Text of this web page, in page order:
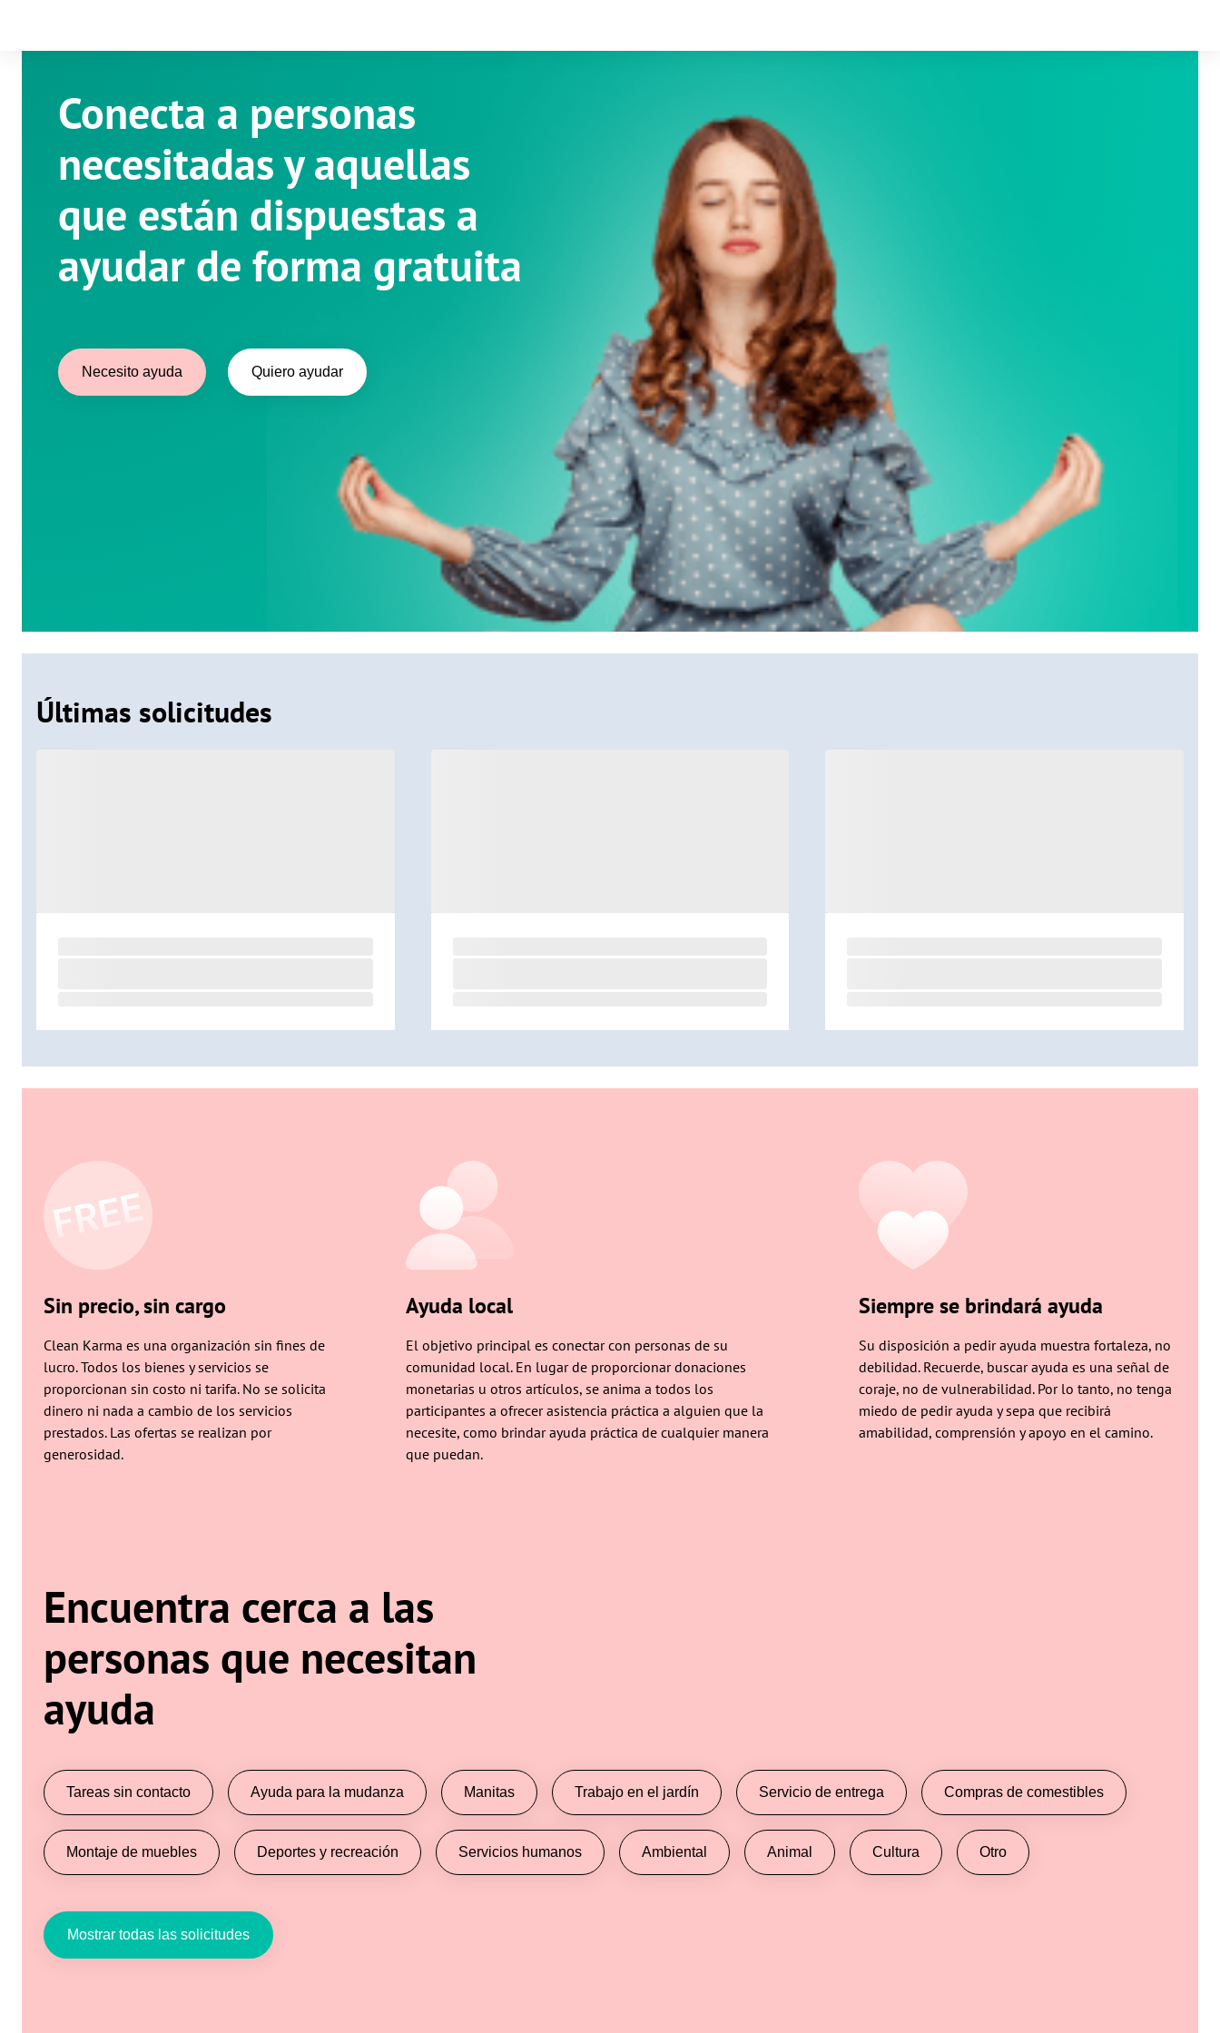
Conecta a personas
necesitadas y aquellas
que están dispuestas a
ayudar de forma gratuita
Necesito ayuda Quiero ayudar
Últimas solicitudes
Sin precio, sin cargo
Clean Karma es una organización sin fines de
lucro. Todos los bienes y servicios se
proporcionan sin costo ni tarifa. No se solicita
dinero ni nada a cambio de los servicios
prestados. Las ofertas se realizan por
generosidad.
Ayuda local
El objetivo principal es conectar con personas de su
comunidad local. En lugar de proporcionar donaciones
monetarias u otros artículos, se anima a todos los
participantes a ofrecer asistencia práctica a alguien que la
necesite, como brindar ayuda práctica de cualquier manera
que puedan.
Siempre se brindará ayuda
Su disposición a pedir ayuda muestra fortaleza, no
debilidad. Recuerde, buscar ayuda es una señal de
coraje, no de vulnerabilidad. Por lo tanto, no tenga
miedo de pedir ayuda y sepa que recibirá
amabilidad, comprensión y apoyo en el camino.
Encuentra cerca a las
personas que necesitan
ayuda
Tareas sin contacto Ayuda para la mudanza Manitas Trabajo en el jardín Servicio de entrega Compras de comestibles
Montaje de muebles Deportes y recreación Servicios humanos Ambiental Animal Cultura Otro
Mostrar todas las solicitudes